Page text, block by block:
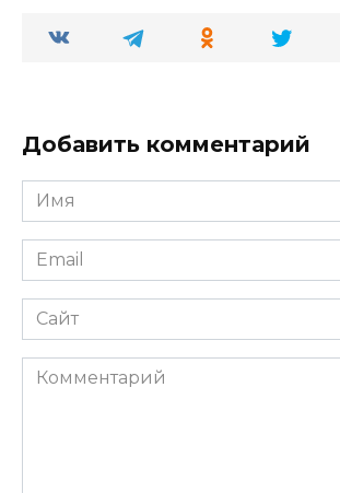
Добавить комментарий
Имя
*
Email
*
Сайт
Комментарий